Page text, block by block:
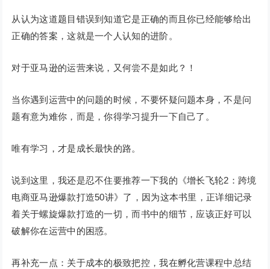
从认为这道题目错误到知道它是正确的而且你已经能够给出
正确的答案，这就是一个人认知的进阶。
对于亚马逊的运营来说，又何尝不是如此？！
当你遇到运营中的问题的时候，不要怀疑问题本身，不是问
题有意为难你，而是，你得学习提升一下自己了。
唯有学习，才是成长最快的路。
说到这里，我还是忍不住要推荐一下我的《增长飞轮2：跨境
电商亚马逊爆款打造50讲》了，因为这本书里，正详细记录
着关于螺旋爆款打造的一切，而书中的细节，应该正好可以
破解你在运营中的困惑。
再补充一点：关于成本的极致把控，我在孵化营课程中总结